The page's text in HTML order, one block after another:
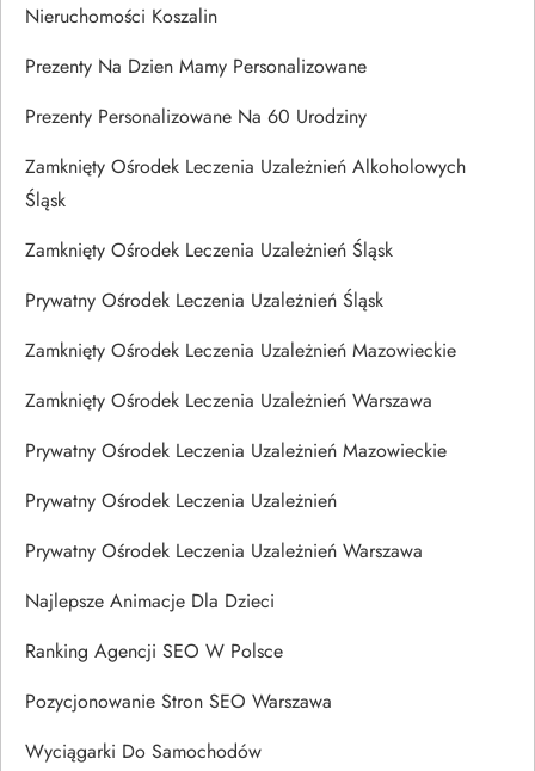
Nieruchomości Koszalin
Prezenty Na Dzien Mamy Personalizowane
Prezenty Personalizowane Na 60 Urodziny
Zamknięty Ośrodek Leczenia Uzależnień Alkoholowych
Śląsk
Zamknięty Ośrodek Leczenia Uzależnień Śląsk
Prywatny Ośrodek Leczenia Uzależnień Śląsk
Zamknięty Ośrodek Leczenia Uzależnień Mazowieckie
Zamknięty Ośrodek Leczenia Uzależnień Warszawa
Prywatny Ośrodek Leczenia Uzależnień Mazowieckie
Prywatny Ośrodek Leczenia Uzależnień
Prywatny Ośrodek Leczenia Uzależnień Warszawa
Najlepsze Animacje Dla Dzieci
Ranking Agencji SEO W Polsce
Pozycjonowanie Stron SEO Warszawa
Wyciągarki Do Samochodów